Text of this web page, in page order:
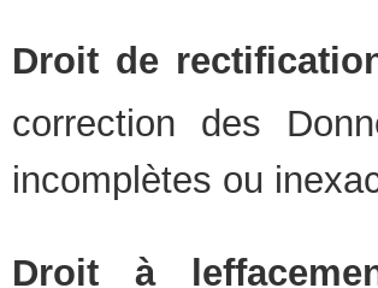
Droit de
correction des
incomplètes ou
Droit à